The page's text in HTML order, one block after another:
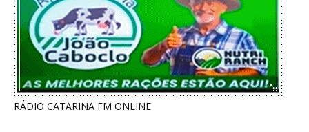
RÁDIO CATARINA FM ONLINE